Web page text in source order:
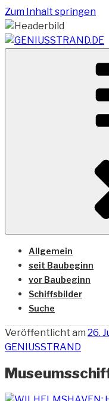
Zum Inhalt springen
Vom Geniusstrand
Terminal
Allgemein
seit Baubeginn
vor Baubeginn
Schiffsbilder
Suche
Veröffentlicht am 26.
GENIUSSTRAND